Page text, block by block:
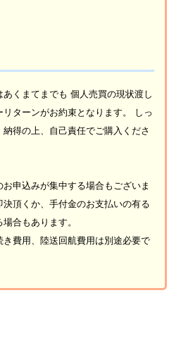
くまてまでも 個人売買の現状渡し
ターンがお約束となります。 しっ
得の上、自己責任でご購入くださ
申込みが集中する場合もございま
頂くか、手付金のお支払いの有る
合もあります。
費用、陸送回航費用は別途必要で